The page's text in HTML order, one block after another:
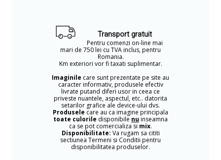
Transport gratuit
Pentru comenzi on-line mai
mari de 750 lei cu TVA inclus, pentru
Romania.
Km exteriori vor fi taxati suplimentar.
Imaginile care sunt prezentate pe site au
caracter informativ, produsele efectiv
livrate putand diferi usor in ceea ce
priveste nuantele, aspectul, etc.. datorita
setarilor grafice ale device-ului dvs.
Produsele care au ca imagine principala
toate culorile disponibile nu inseamna
ca se pot comercializa si mix.
Disponibilitate: Va rugam sa cititi
sectiunea Termeni si Conditii pentru
disponibilitatea produselor.